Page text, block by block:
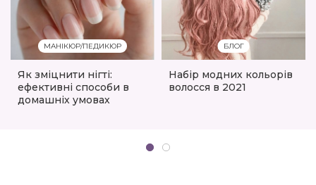
МАНІКЮР/ПЕДИКЮР
Як зміцнити нігті:
ефективні способи в
домашніх умовах
БЛОГ
Набір модних кольорів
волосся в 2021